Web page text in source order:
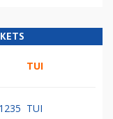
TUI
TUI